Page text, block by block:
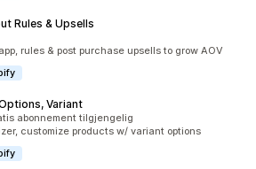
Rules & Upsells
rules & post purchase upsells to grow AOV
Variant
abonnement tilgjengelig
customize products w/ variant options